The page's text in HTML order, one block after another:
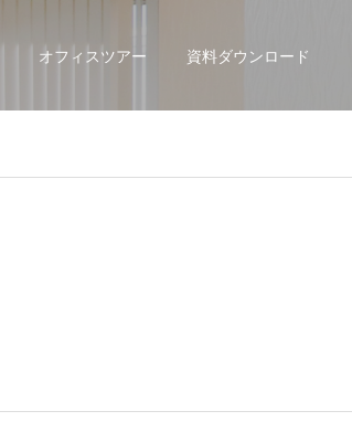
オフィスツアー 資料ダウンロード